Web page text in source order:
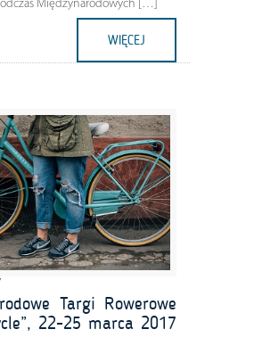
Międzynarodowych […]
WIĘCEJ
Targi Rowerowe
22-25 marca 2017